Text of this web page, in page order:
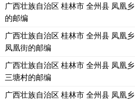
广西壮族自治区 桂林市 全州县 凤凰乡
的邮编
广西壮族自治区 桂林市 全州县 凤凰乡
凤凰街的邮编
广西壮族自治区 桂林市 全州县 凤凰乡
三塘村的邮编
广西壮族自治区 桂林市 全州县 凤凰乡